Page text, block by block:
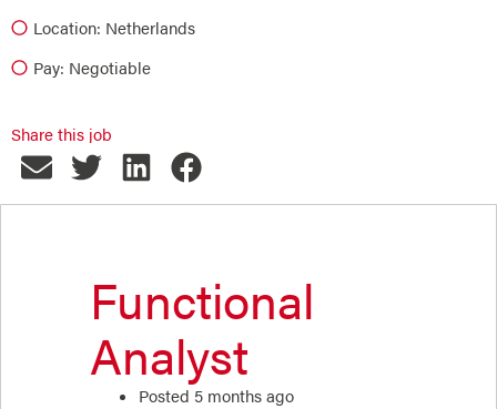
Location: Netherlands
Pay: Negotiable
Share this job
Functional
Analyst
Posted 5 months ago